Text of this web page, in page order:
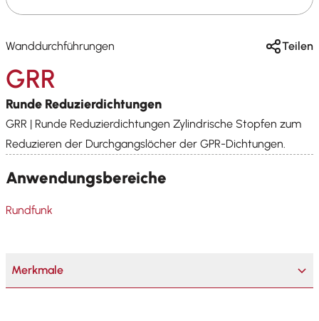
Wanddurchführungen Teilen
GRR
Runde Reduzierdichtungen
GRR | Runde Reduzierdichtungen Zylindrische Stopfen zum
Reduzieren der Durchgangslöcher der GPR-Dichtungen.
Anwendungsbereiche
Rundfunk
Merkmale